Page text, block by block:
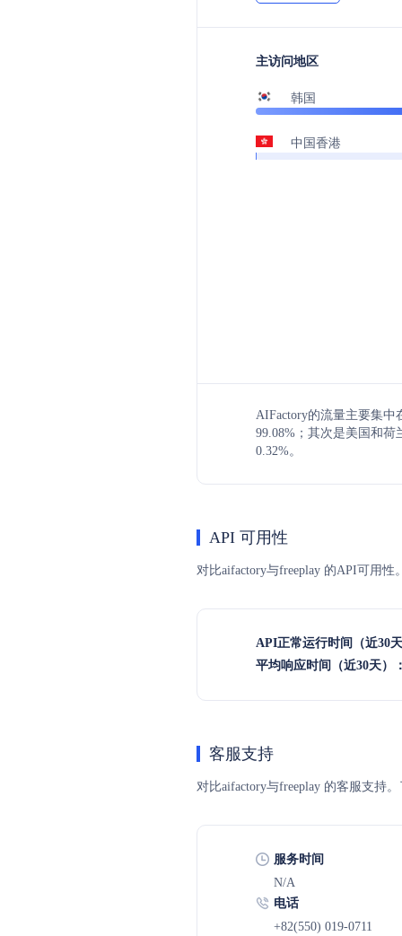
主访问地区
韩国
中国香港
AIFactory的流量主要集中
99.08%；其次是美国和荷
0.32%。
API 可用性
对比aifactory与freeplay 的API可用
API正常运行时间（近30
平均响应时间（近30天）
客服支持
对比aifactory与freeplay 的客服支持
服务时间
N/A
电话
+82(550) 019-0711